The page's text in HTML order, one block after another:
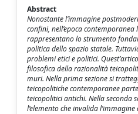
Abstract
Nonostante l’immagine
confini, nell’epoca contemporanea
rappresentano lo strumento
politica dello spazio statale.
problemi etici e politici.
filosofica della razionalità
muri. Nella prima sezione si
teicopolitiche contemporanee
teicopolitici antichi. Nella seconda
l’elemento che invalida